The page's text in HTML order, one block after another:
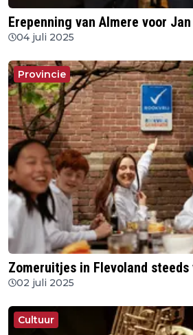
Erepenning van Almere voor
04 juli 2025
Provincie
Zomeruitjes in Flevoland
02 juli 2025
Cultuur